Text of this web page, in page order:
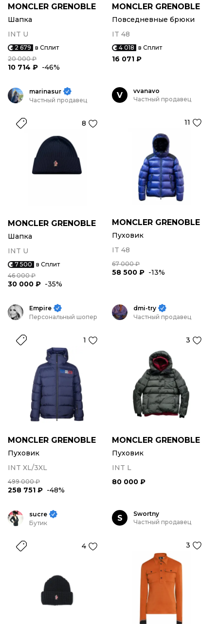
MONCLER GRENOBLE
Шапка
INT U
2 679 в Сплит
20 000 ₽
10 714 ₽ -46%
MONCLER GRENOBLE
Повседневные брюки
IT 48
4 018 в Сплит
16 071 ₽
marinasur
Частный продавец
8
MONCLER GRENOBLE
Шапка
INT U
7 500 в Сплит
46 000 ₽
30 000 ₽ -35%
V
vvanavo
Частный продавец
11
MONCLER GRENOBLE
Пуховик
IT 48
67 000 ₽
58 500 ₽ -13%
Empire
Персональный шопер
1
MONCLER GRENOBLE
Пуховик
INT XL/3XL
499 000 ₽
258 751 ₽ -48%
dmi-try
Частный продавец
3
MONCLER GRENOBLE
Пуховик
INT L
80 000 ₽
sucre
Бутик
4
S
Swortny
Частный продавец
3